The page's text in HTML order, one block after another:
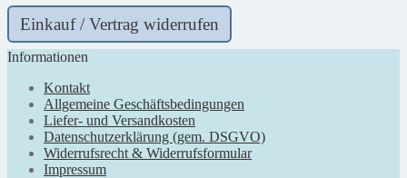
Einkauf / Vertrag widerrufen
Informationen
Kontakt
Allgemeine Geschäftsbedingungen
Liefer- und Versandkosten
Datenschutzerklärung (gem. DSGVO)
Widerrufsrecht & Widerrufsformular
Impressum